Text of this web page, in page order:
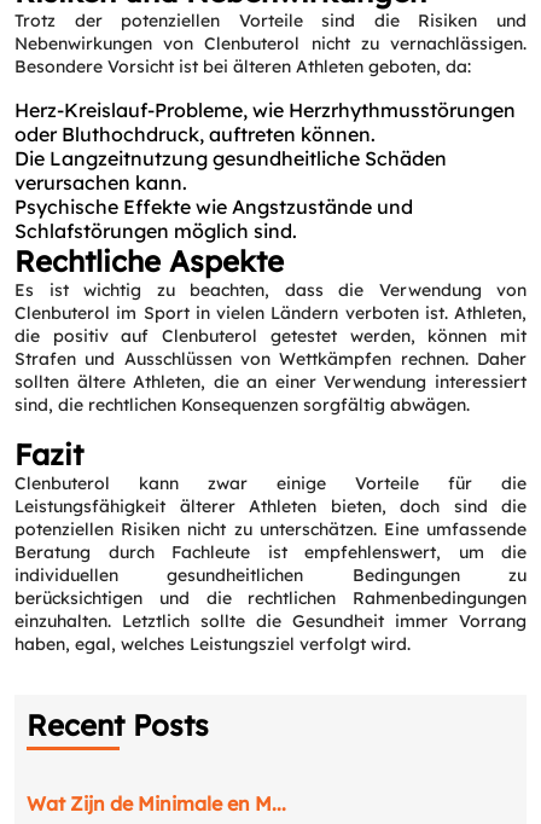
Trotz der potenziellen Vorteile sind die Risiken und
Nebenwirkungen von Clenbuterol nicht zu vernachlässigen.
Besondere Vorsicht ist bei älteren Athleten geboten, da:
Herz-Kreislauf-Probleme, wie Herzrhythmusstörungen
oder Bluthochdruck, auftreten können.
Die Langzeitnutzung gesundheitliche Schäden
verursachen kann.
Psychische Effekte wie Angstzustände und
Schlafstörungen möglich sind.
Rechtliche Aspekte
Es ist wichtig zu beachten, dass die Verwendung von
Clenbuterol im Sport in vielen Ländern verboten ist. Athleten,
die positiv auf Clenbuterol getestet werden, können mit
Strafen und Ausschlüssen von Wettkämpfen rechnen. Daher
sollten ältere Athleten, die an einer Verwendung interessiert
sind, die rechtlichen Konsequenzen sorgfältig abwägen.
Fazit
Clenbuterol kann zwar einige Vorteile für die
Leistungsfähigkeit älterer Athleten bieten, doch sind die
potenziellen Risiken nicht zu unterschätzen. Eine umfassende
Beratung durch Fachleute ist empfehlenswert, um die
individuellen gesundheitlichen Bedingungen zu
berücksichtigen und die rechtlichen Rahmenbedingungen
einzuhalten. Letztlich sollte die Gesundheit immer Vorrang
haben, egal, welches Leistungsziel verfolgt wird.
Recent Posts
Wat Zijn de Minimale en M...